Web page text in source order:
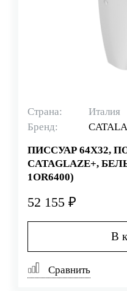
Страна:
Италия
Бренд:
ПИССУАР 64Х32,
CATAGLAZE+,
1OR6400)
52 155 ₽
В
Сравнить